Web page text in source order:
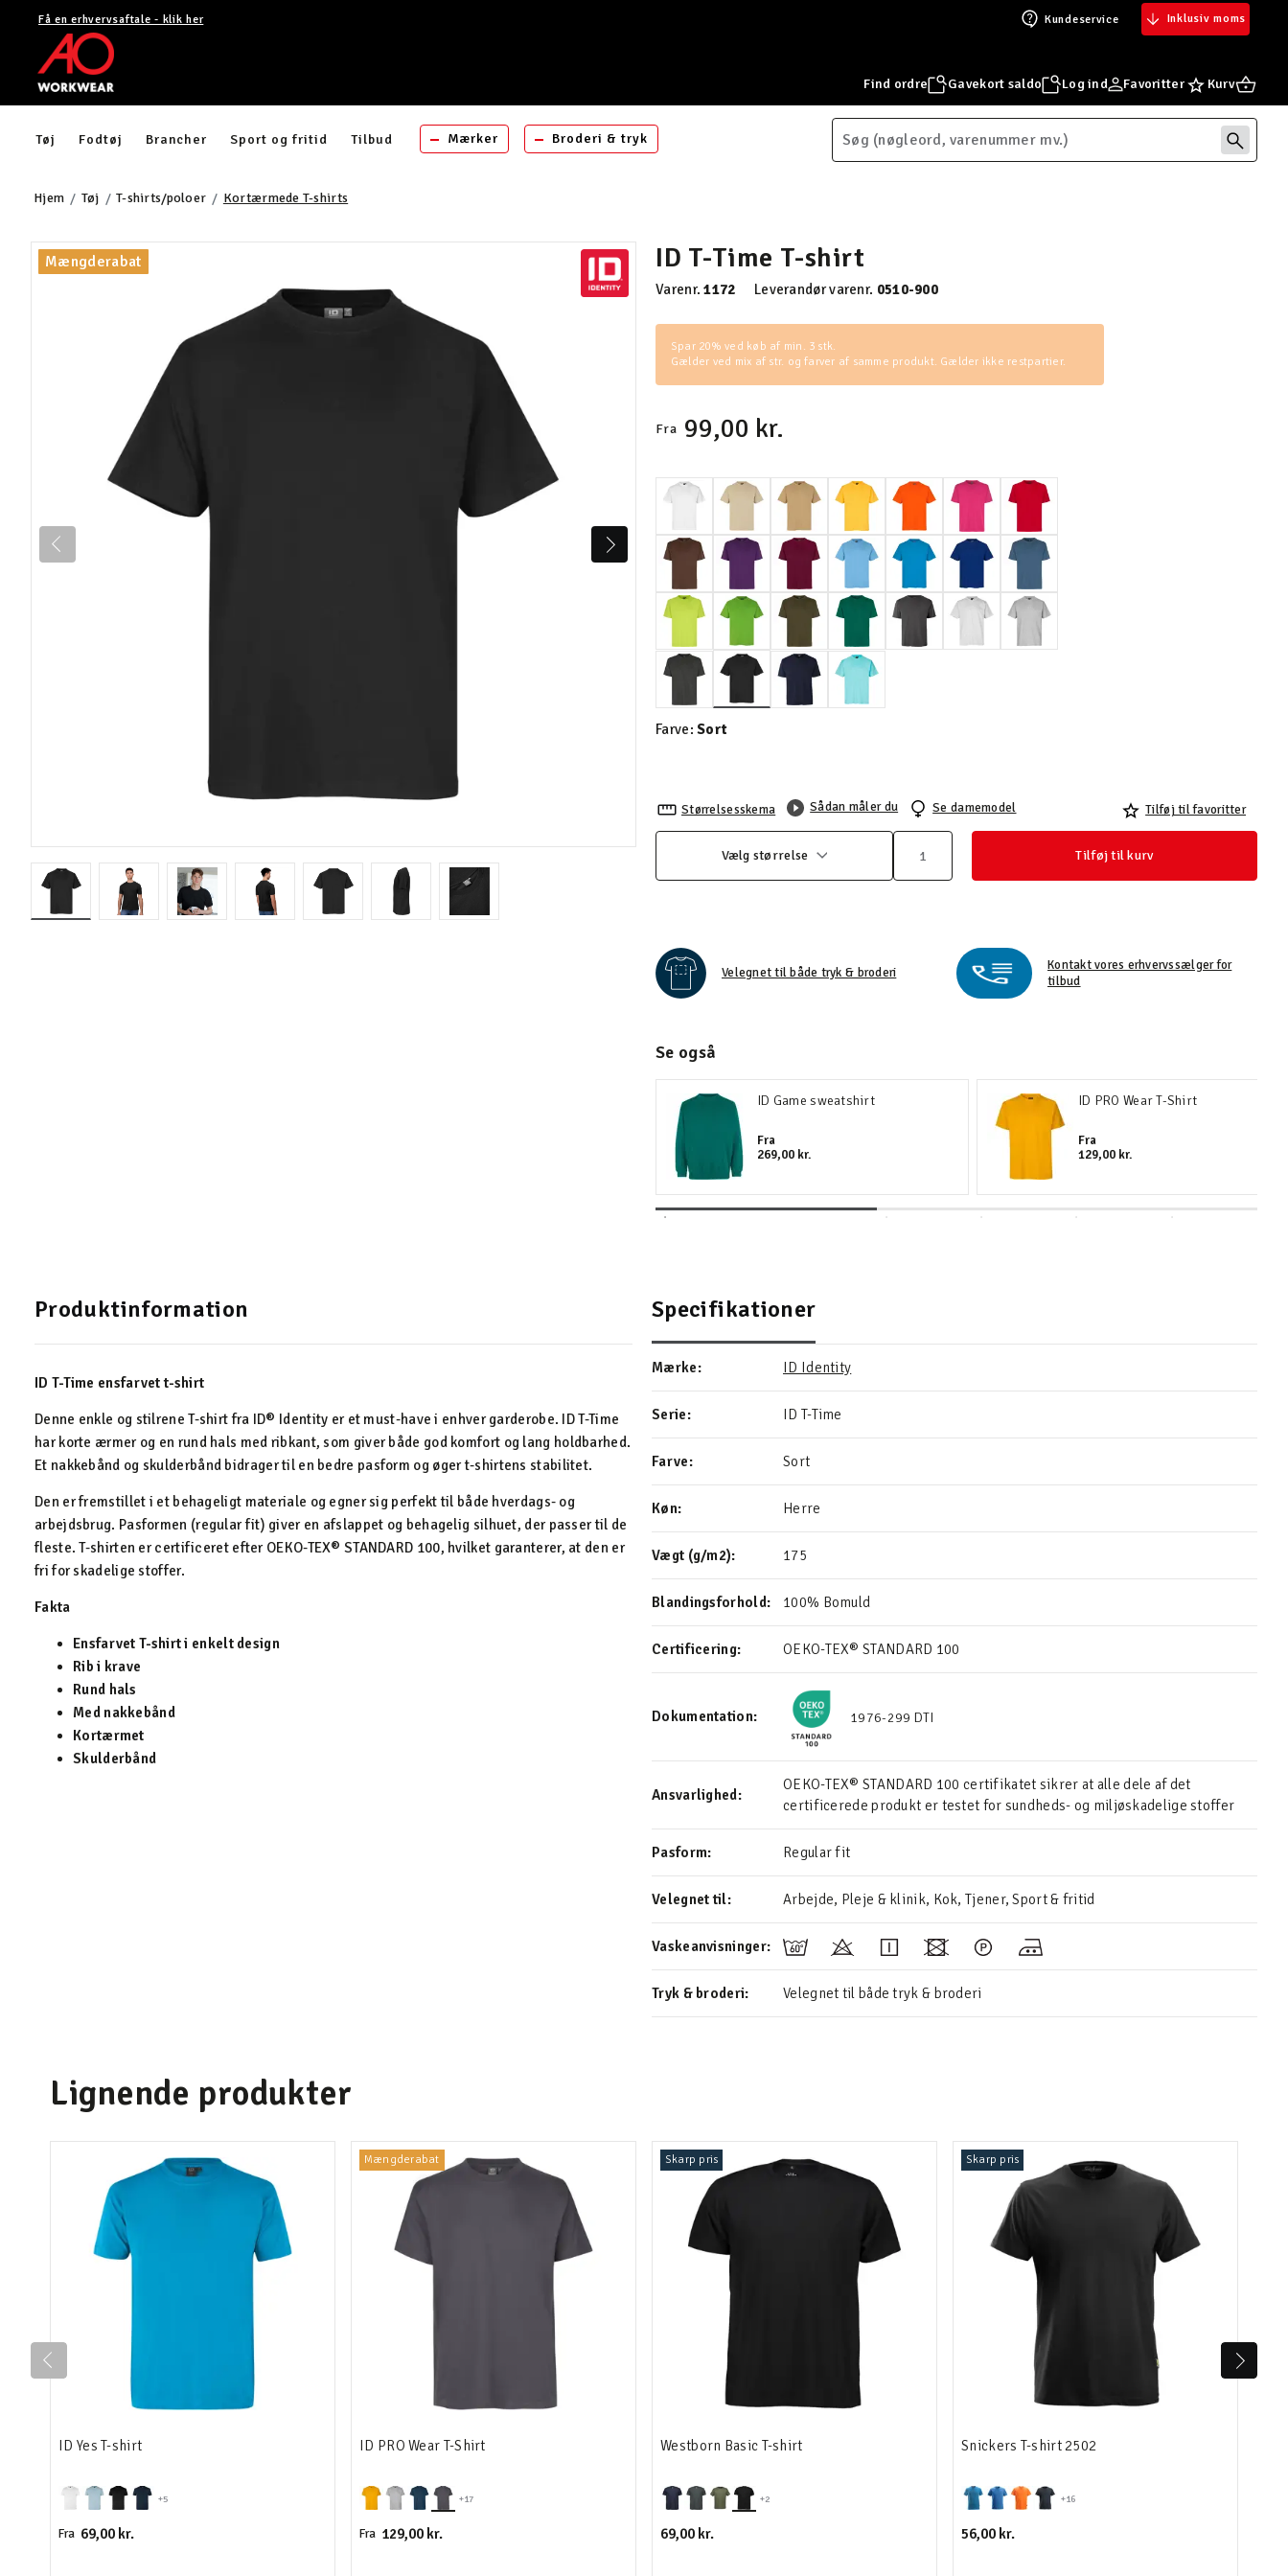
Få en erhvervsaftale - klik her Kundeservice Inklusiv moms
Find ordre Gavekort saldo Log ind Favoritter Kurv
Tøj Fodtøj Brancher Sport og fritid Tilbud Mærker Broderi & tryk
Hjem Tøj T-shirts/poloer Kortærmede T-shirts
Mængderabat ID T-Time T-shirt
Varenr.1172 Leverandør varenr. 0510-900
Spar 20% ved køb af min. 3 stk.
Gælder ved mix af str. og farver af samme produkt. Gælder ikke restpartier.
Fra 99,00 kr.
valgte
Farve:Sort
Størrelsesskema Sådan måler du Se damemodel Tilføj til favoritter
Vælg størrelse Tilføj til kurv
Velegnet til både tryk & broderi
Kontakt vores erhvervssælger for
tilbud
Se også
ID Game sweatshirt
Fra
269,00 kr.
ID PRO Wear T-Shirt
Fra
129,00 kr.
Produktinformation
ID T-Time ensfarvet t-shirt
Denne enkle og stilrene T-shirt fra ID® Identity er et must-have i enhver garderobe. ID T-Time
har korte ærmer og en rund hals med ribkant, som giver både god komfort og lang holdbarhed.
Et nakkebånd og skulderbånd bidrager til en bedre pasform og øger t-shirtens stabilitet.
Den er fremstillet i et behageligt materiale og egner sig perfekt til både hverdags- og
arbejdsbrug. Pasformen (regular fit) giver en afslappet og behagelig silhuet, der passer til de
fleste. T-shirten er certificeret efter OEKO-TEX® STANDARD 100, hvilket garanterer, at den er
fri for skadelige stoffer.
Fakta
Ensfarvet T-shirt i enkelt design
Rib i krave
Rund hals
Med nakkebånd
Kortærmet
Skulderbånd
Specifikationer
Mærke: ID Identity
Serie: ID T-Time
Farve: Sort
Køn: Herre
Vægt (g/m2): 175
Blandingsforhold: 100% Bomuld
Certificering: OEKO-TEX® STANDARD 100
Dokumentation: 1976-299 DTI
Ansvarlighed:
OEKO-TEX® STANDARD 100 certifikatet sikrer at alle dele af det
certificerede produkt er testet for sundheds- og miljøskadelige stoffer
Pasform: Regular fit
Velegnet til: Arbejde, Pleje & klinik, Kok, Tjener, Sport & fritid
Vaskeanvisninger:
Tryk & broderi: Velegnet til både tryk & broderi
Lignende produkter
+5
ID Yes T-shirt
Fra 69,00 kr.
Mængderabat
+17
ID PRO Wear T-Shirt
Fra 129,00 kr.
Skarp pris
+2
Westborn Basic T-shirt
69,00 kr.
Skarp pris
+16
Snickers T-shirt 2502
56,00 kr.